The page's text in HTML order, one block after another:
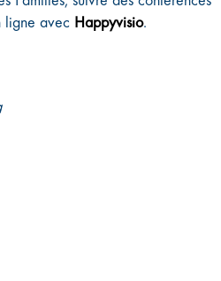
ligne avec Happyvisio.